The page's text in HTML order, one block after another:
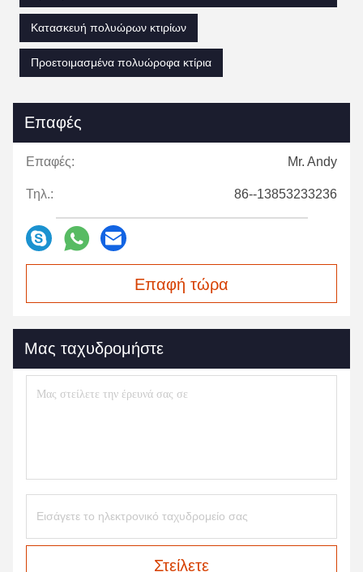
Κατασκευή πολυώρων κτιρίων
Προετοιμασμένα πολυώροφα κτίρια
Επαφές
Επαφές: Mr. Andy
Τηλ.: 86--13853233236
Επαφή τώρα
Μας ταχυδρομήστε
Στείλετε